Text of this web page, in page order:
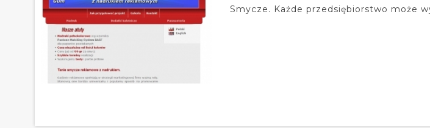
Smycze. Każde przedsiębiorstwo może